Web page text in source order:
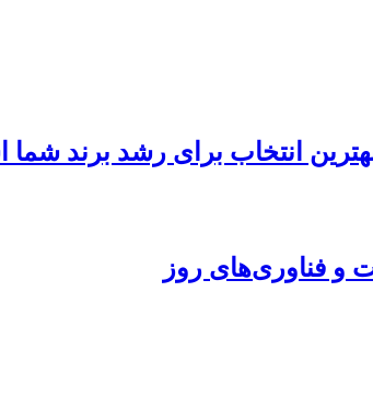
انتخاب برای رشد برند
و فناوری‌های روز